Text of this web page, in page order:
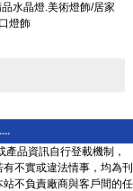
水晶燈.美術燈飾/居家
燈飾
品資訊自行登載機制，
不實或違法情事，均為刊
不負責廠商與客戶間的任